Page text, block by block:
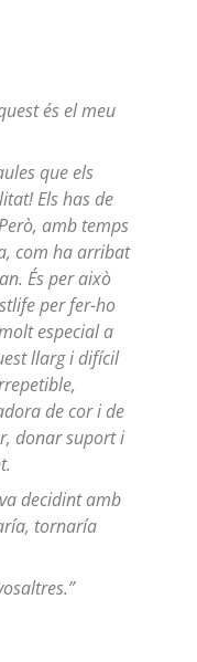
és el meu
que els
Els has de
amb temps
com ha arribat
És per això
per fer-ho
especial a
llarg i difícil
de cor i de
donar suport i
decidint amb
tornaría